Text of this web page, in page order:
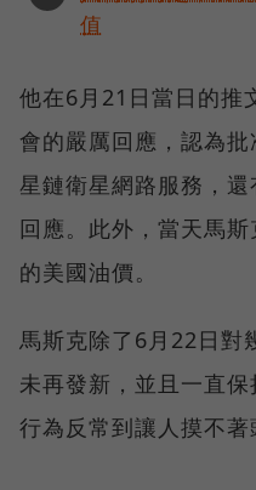
值
他在6月21日當日的推
會的嚴厲回應，認為
星鏈衛星網路服務，
回應。此外，當天馬
的美國油價。
馬斯克除了6月22日對
未再發新，並且一直保
行為反常到讓人摸不著